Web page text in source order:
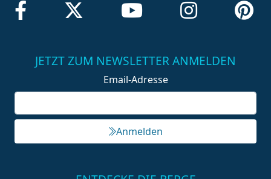
JETZT ZUM NEWSLETTER ANMELDEN
Email-Adresse
Anmelden